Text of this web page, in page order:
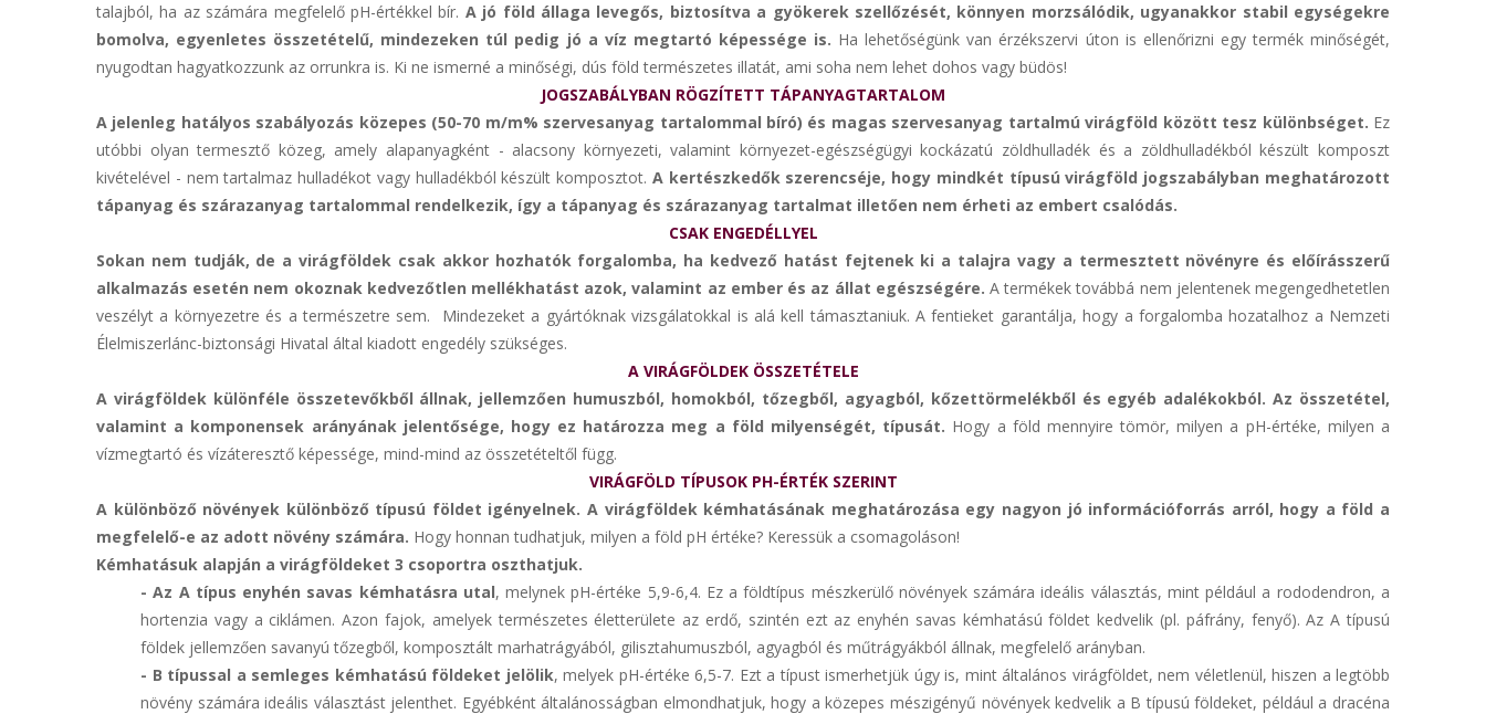
talajból, ha az számára megfelelő pH-értékkel bír. A jó föld állaga levegős, biztosítva a gyökerek szellőzését, könnyen morzsálódik, ugyanakkor stabil egységekre
bomolva, egyenletes összetételű, mindezeken túl pedig jó a víz megtartó képessége is. Ha lehetőségünk van érzékszervi úton is ellenőrizni egy termék minőségét,
nyugodtan hagyatkozzunk az orrunkra is. Ki ne ismerné a minőségi, dús föld természetes illatát, ami soha nem lehet dohos vagy büdös!
JOGSZABÁLYBAN RÖGZÍTETT TÁPANYAGTARTALOM
A jelenleg hatályos szabályozás közepes (50-70 m/m% szervesanyag tartalommal bíró) és magas szervesanyag tartalmú virágföld között tesz különbséget. Ez
utóbbi olyan termesztő közeg, amely alapanyagként - alacsony környezeti, valamint környezet-egészségügyi kockázatú zöldhulladék és a zöldhulladékból készült komposzt
kivételével - nem tartalmaz hulladékot vagy hulladékból készült komposztot. A kertészkedők szerencséje, hogy mindkét típusú virágföld jogszabályban meghatározott
tápanyag és szárazanyag tartalommal rendelkezik, így a tápanyag és szárazanyag tartalmat illetően nem érheti az embert csalódás.
CSAK ENGEDÉLLYEL
Sokan nem tudják, de a virágföldek csak akkor hozhatók forgalomba, ha kedvező hatást fejtenek ki a talajra vagy a termesztett növényre és előírásszerű
alkalmazás esetén nem okoznak kedvezőtlen mellékhatást azok, valamint az ember és az állat egészségére. A termékek továbbá nem jelentenek megengedhetetlen
veszélyt a környezetre és a természetre sem. Mindezeket a gyártóknak vizsgálatokkal is alá kell támasztaniuk. A fentieket garantálja, hogy a forgalomba hozatalhoz a Nemzeti
Élelmiszerlánc-biztonsági Hivatal által kiadott engedély szükséges.
A VIRÁGFÖLDEK ÖSSZETÉTELE
A virágföldek különféle összetevőkből állnak, jellemzően humuszból, homokból, tőzegből, agyagból, kőzettörmelékből és egyéb adalékokból. Az összetétel,
valamint a komponensek arányának jelentősége, hogy ez határozza meg a föld milyenségét, típusát. Hogy a föld mennyire tömör, milyen a pH-értéke, milyen a
vízmegtartó és vízáteresztő képessége, mind-mind az összetételtől függ.
VIRÁGFÖLD TÍPUSOK PH-ÉRTÉK SZERINT
A különböző növények különböző típusú földet igényelnek. A virágföldek kémhatásának meghatározása egy nagyon jó információforrás arról, hogy a föld a
megfelelő-e az adott növény számára. Hogy honnan tudhatjuk, milyen a föld pH értéke? Keressük a csomagoláson!
Kémhatásuk alapján a virágföldeket 3 csoportra oszthatjuk.
- Az A típus enyhén savas kémhatásra utal, melynek pH-értéke 5,9-6,4. Ez a földtípus mészkerülő növények számára ideális választás, mint például a rododendron, a
hortenzia vagy a ciklámen. Azon fajok, amelyek természetes életterülete az erdő, szintén ezt az enyhén savas kémhatású földet kedvelik (pl. páfrány, fenyő). Az A típusú
földek jellemzően savanyú tőzegből, komposztált marhatrágyából, gilisztahumuszból, agyagból és műtrágyákból állnak, megfelelő arányban.
- B típussal a semleges kémhatású földeket jelölik, melyek pH-értéke 6,5-7. Ezt a típust ismerhetjük úgy is, mint általános virágföldet, nem véletlenül, hiszen a legtöbb
növény számára ideális választást jelenthet. Egyébként általánosságban elmondhatjuk, hogy a közepes mészigényű növények kedvelik a B típusú földeket, például a dracéna